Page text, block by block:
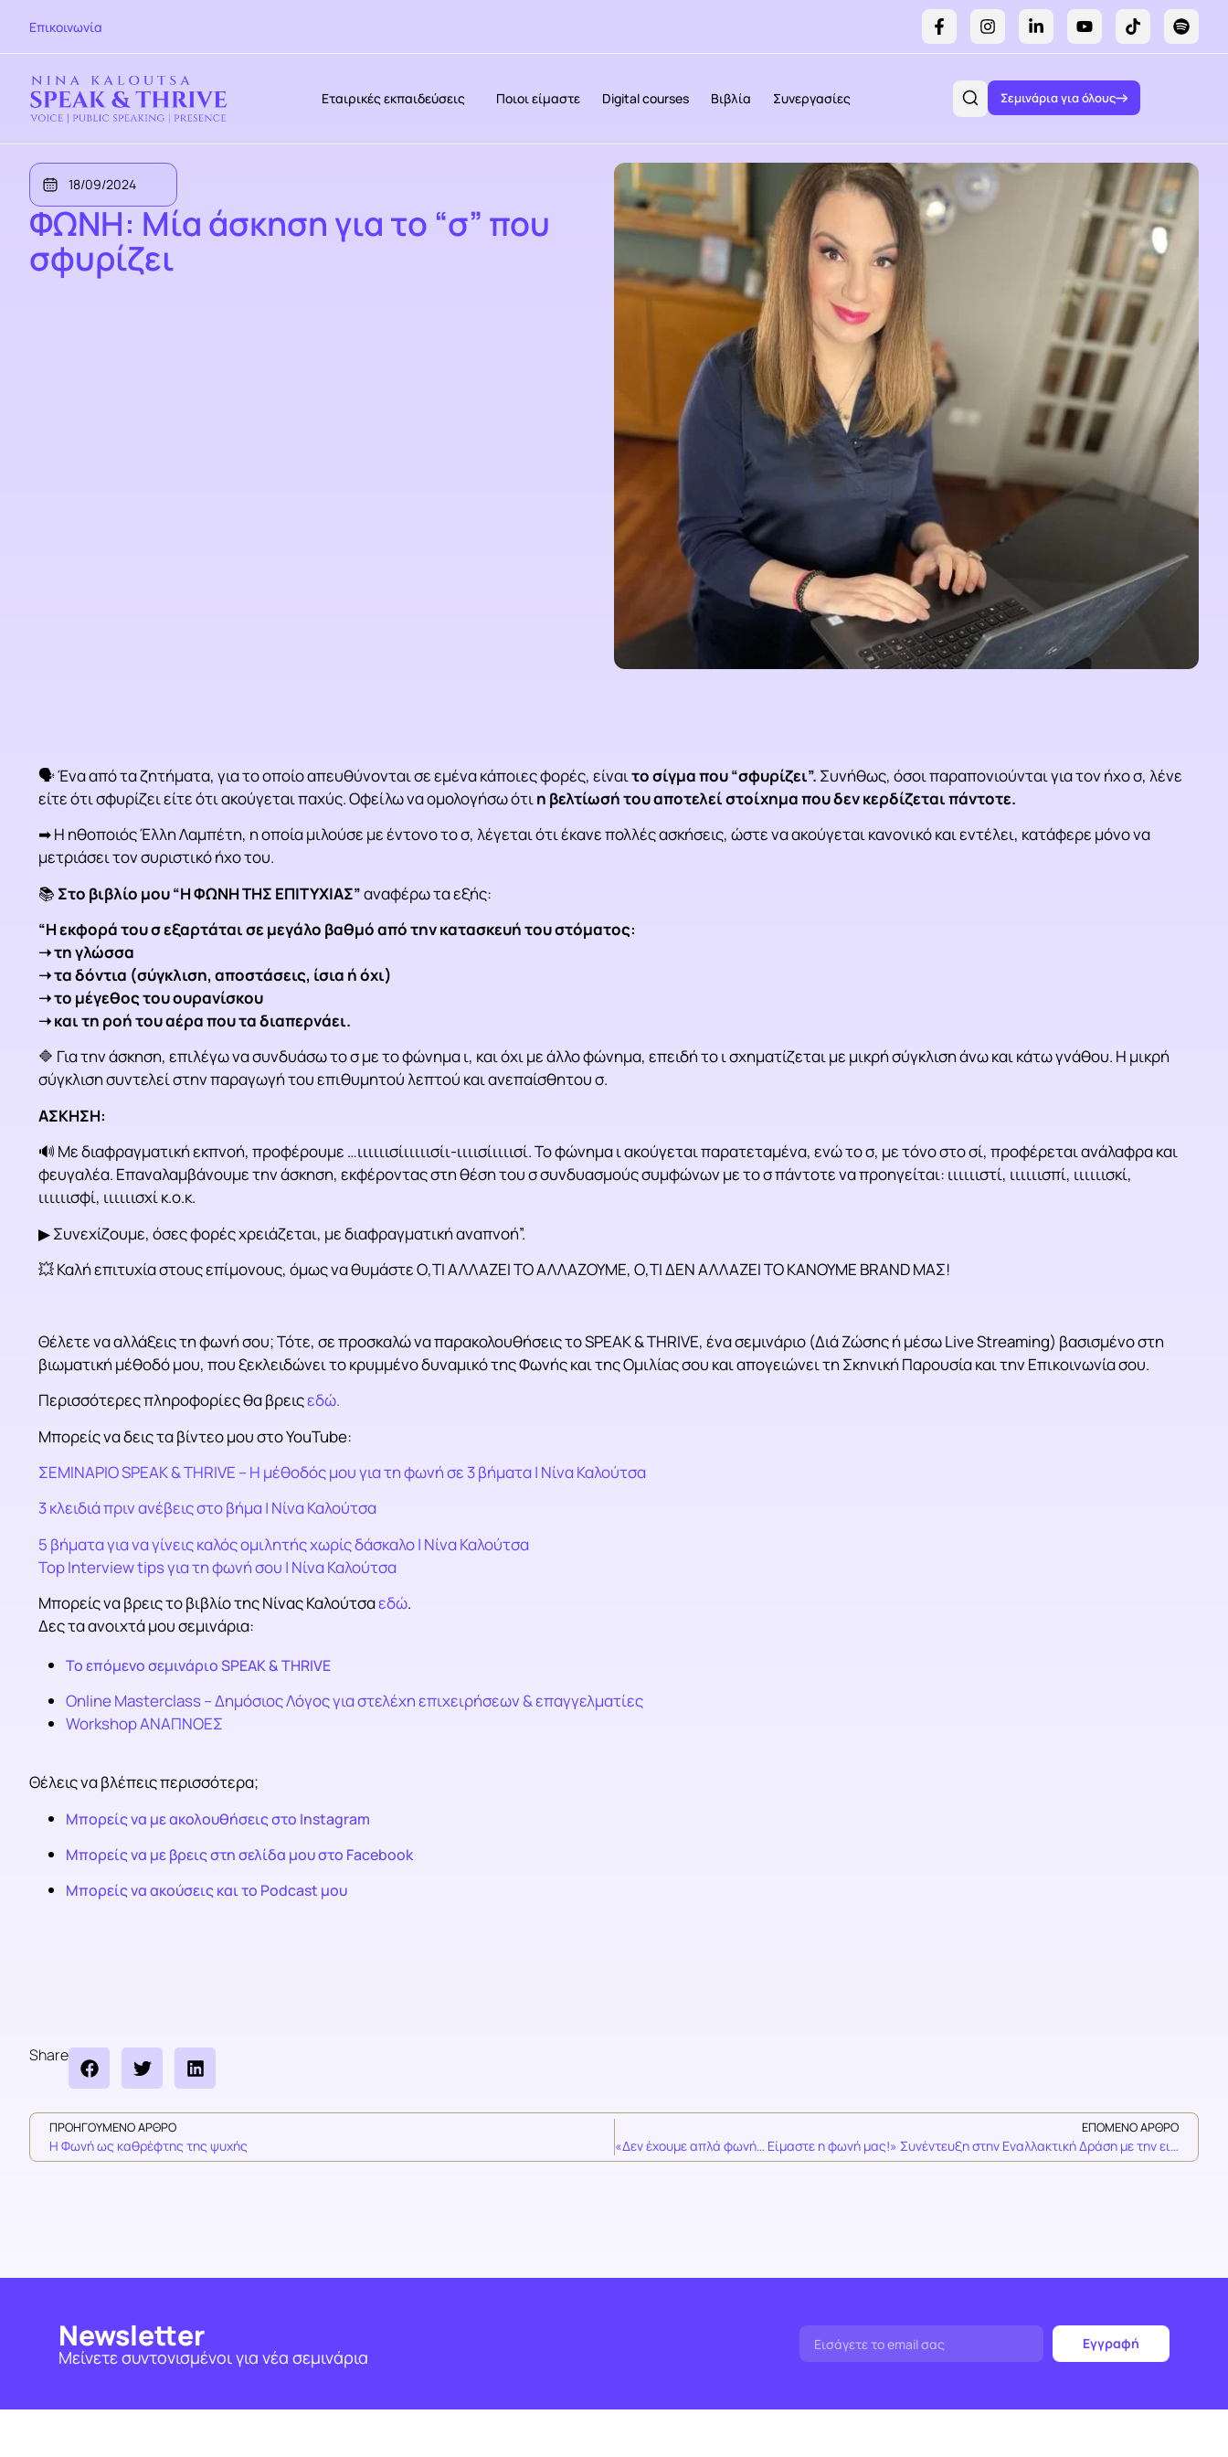
Επικοινωνία
Εταιρικές εκπαιδεύσεις Ποιοι είμαστε Digital courses Βιβλία Συνεργασίες Σεμινάρια για όλους
18/09/2024
ΦΩΝΗ: Μία άσκηση για το “σ” που
σφυρίζει
🗣 Ένα από τα ζητήματα, για το οποίο απευθύνονται σε εμένα κάποιες φορές, είναιτο σίγμα που “σφυρίζει”. Συνήθως, όσοι παραπονιούνται για τον ήχο σ, λένε
είτε ότι σφυρίζει είτε ότι ακούγεται παχύς. Οφείλω να ομολογήσω ότιη βελτίωσή του αποτελεί στοίχημα που δεν κερδίζεται πάντοτε.
➡ Η ηθοποιός Έλλη Λαμπέτη, η οποία μιλούσε με έντονο το σ, λέγεται ότι έκανε πολλές ασκήσεις, ώστε να ακούγεται κανονικό και εντέλει, κατάφερε μόνο να
μετριάσει τον συριστικό ήχο του.
📚 Στο βιβλίο μου “Η ΦΩΝΗ ΤΗΣ ΕΠΙΤΥΧΙΑΣ”αναφέρω τα εξής:
“Η εκφορά του σ εξαρτάται σε μεγάλο βαθμό από την κατασκευή του στόματος:
➝ τη γλώσσα
➝ τα δόντια (σύγκλιση, αποστάσεις, ίσια ή όχι)
➝ το μέγεθος του ουρανίσκου
➝ και τη ροή του αέρα που τα διαπερνάει.
🔷 Για την άσκηση, επιλέγω να συνδυάσω το σ με το φώνημα ι, και όχι με άλλο φώνημα, επειδή το ι σχηματίζεται με μικρή σύγκλιση άνω και κάτω γνάθου. Η μικρή
σύγκλιση συντελεί στην παραγωγή του επιθυμητού λεπτού και ανεπαίσθητου σ.
ΑΣΚΗΣΗ:
🔊 Με διαφραγματική εκπνοή, προφέρουμε …ιιιιιισίιιιιισίι-ιιιισίιιιισί. Το φώνημα ι ακούγεται παρατεταμένα, ενώ το σ, με τόνο στο σί, προφέρεται ανάλαφρα και
φευγαλέα. Επαναλαμβάνουμε την άσκηση, εκφέροντας στη θέση του σ συνδυασμούς συμφώνων με το σ πάντοτε να προηγείται: ιιιιιιστί, ιιιιιισπί, ιιιιιισκί,
ιιιιιισφί, ιιιιιισχί κ.ο.κ.
▶ Συνεχίζουμε, όσες φορές χρειάζεται, με διαφραγματική αναπνοή”.
💥 Καλή επιτυχία στους επίμονους, όμως να θυμάστε Ο,ΤΙ ΑΛΛΑΖΕΙ ΤΟ ΑΛΛΑΖΟΥΜΕ, Ο,ΤΙ ΔΕΝ ΑΛΛΑΖΕΙ ΤΟ ΚΑΝΟΥΜΕ BRAND ΜΑΣ!
Θέλετε να αλλάξεις τη φωνή σου; Τότε, σε προσκαλώ να παρακολουθήσεις το SPEAK & THRIVE, ένα σεμινάριο (Διά Ζώσης ή μέσω Live Streaming) βασισμένο στη
βιωματική μέθοδό μου, που ξεκλειδώνει το κρυμμένο δυναμικό της Φωνής και της Ομιλίας σου και απογειώνει τη Σκηνική Παρουσία και την Επικοινωνία σου.
Περισσότερες πληροφορίες θα βρειςεδώ.
Μπορείς να δεις τα βίντεο μου στο YouTube:
ΣΕΜΙΝΑΡΙΟ SPEAK & THRIVE – Η μέθοδός μου για τη φωνή σε 3 βήματα | Νίνα Καλούτσα
3 κλειδιά πριν ανέβεις στο βήμα | Νίνα Καλούτσα
5 βήματα για να γίνεις καλός ομιλητής χωρίς δάσκαλο | Νίνα Καλούτσα
Top Interview tips για τη φωνή σου | Νίνα Καλούτσα
Μπορείς να βρεις το βιβλίο της Νίνας Καλούτσαεδώ.
Δες τα ανοιχτά μου σεμινάρια:
Το επόμενο σεμινάριο SPEAK & THRIVE
Online Masterclass – Δημόσιος Λόγος για στελέχη επιχειρήσεων & επαγγελματίες
Workshop ΑΝΑΠΝΟΕΣ
Θέλεις να βλέπεις περισσότερα;
Μπορείς να με ακολουθήσεις στο Instagram
Μπορείς να με βρεις στη σελίδα μου στο Facebook
Μπορείς να ακούσεις και το Podcast μου
Share
ΠΡΟΗΓΟΎΜΕΝΟ ΆΡΘΡΟ
Η Φωνή ως καθρέφτης της ψυχής
ΕΠΌΜΕΝΟ ΆΡΘΡΟ
«Δεν έχουμε απλά φωνή… Είμαστε η φωνή μας!» Συνέντευξη στην Εναλλακτική Δράση με την ειδικό δημόσιας ομιλίας Νίνα Καλούτσα
Newsletter
Μείνετε συντονισμένοι για νέα σεμινάρια
Εγγραφή